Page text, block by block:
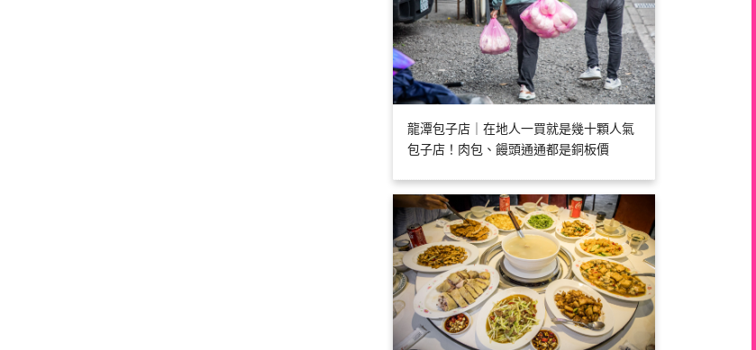
龍潭包子店｜在地人一買就是幾十顆人氣
包子店！肉包、饅頭通通都是銅板價